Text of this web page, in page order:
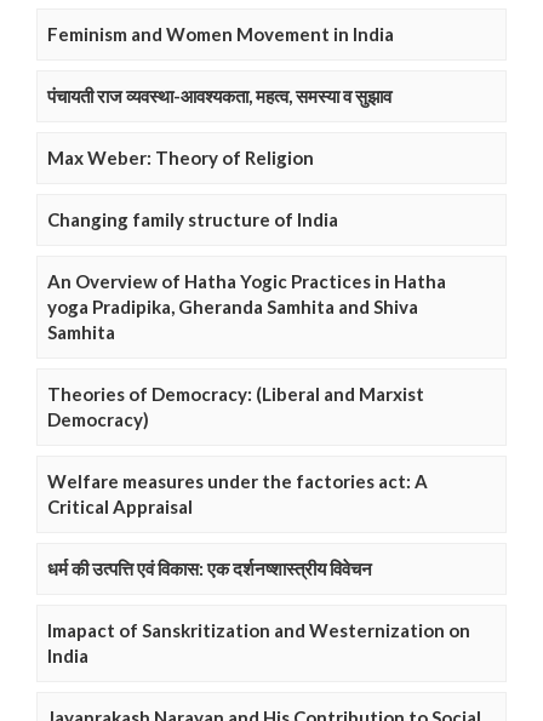
Feminism and Women Movement in India
पंचायती राज व्यवस्था-आवश्यकता, महत्व, समस्या व सुझाव
Max Weber: Theory of Religion
Changing family structure of India
An Overview of Hatha Yogic Practices in Hatha
yoga Pradipika, Gheranda Samhita and Shiva
Samhita
Theories of Democracy: (Liberal and Marxist
Democracy)
Welfare measures under the factories act: A
Critical Appraisal
धर्म की उत्पत्ति एवं विकास: एक दर्शनष्शास्त्रीय विवेचन
Imapact of Sanskritization and Westernization on
India